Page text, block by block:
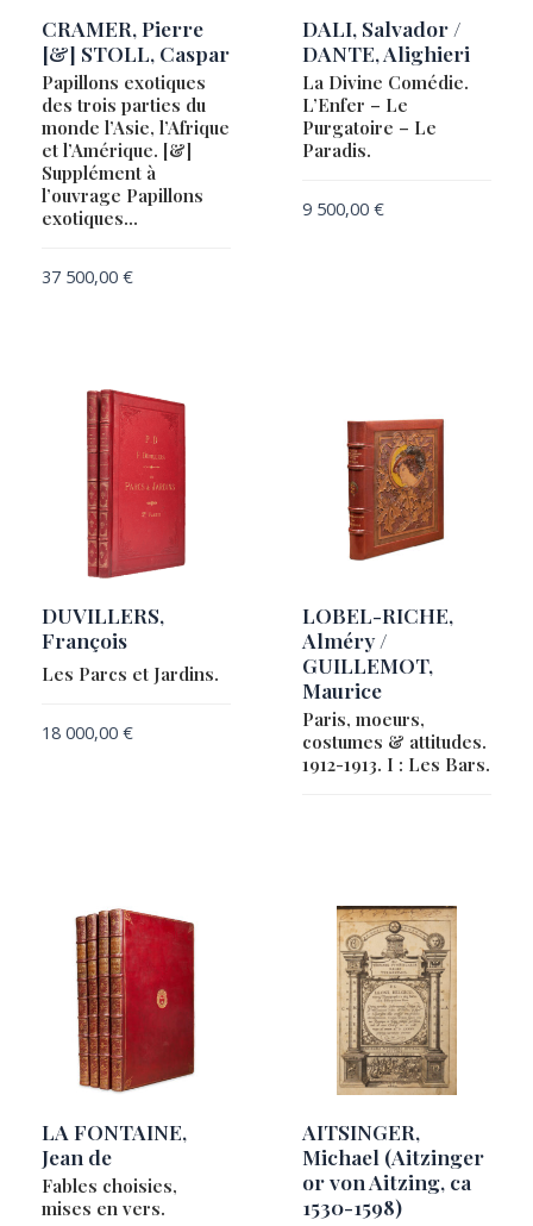
CRAMER, Pierre
[&] STOLL, Caspar
Papillons exotiques
des trois parties du
monde l’Asie, l’Afrique
et l’Amérique. [&]
Supplément à
l’ouvrage Papillons
exotiques…
37 500,00 €
DALI, Salvador /
DANTE, Alighieri
La Divine Comédie.
L’Enfer – Le
Purgatoire – Le
Paradis.
9 500,00 €
DUVILLERS,
François
Les Parcs et Jardins.
18 000,00 €
LOBEL-RICHE,
Alméry /
GUILLEMOT,
Maurice
Paris, moeurs,
costumes & attitudes.
1912-1913. I : Les Bars.
LA FONTAINE,
Jean de
Fables choisies,
mises en vers.
AITSINGER,
Michael (Aitzinger
or von Aitzing, ca
1530-1598)